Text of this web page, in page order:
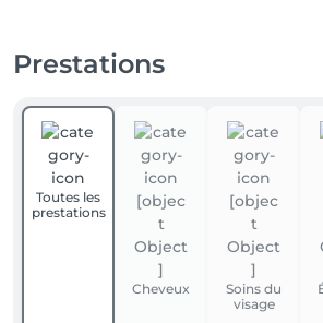
Prestations
Toutes les
prestations
Cheveux
Soins du
visage